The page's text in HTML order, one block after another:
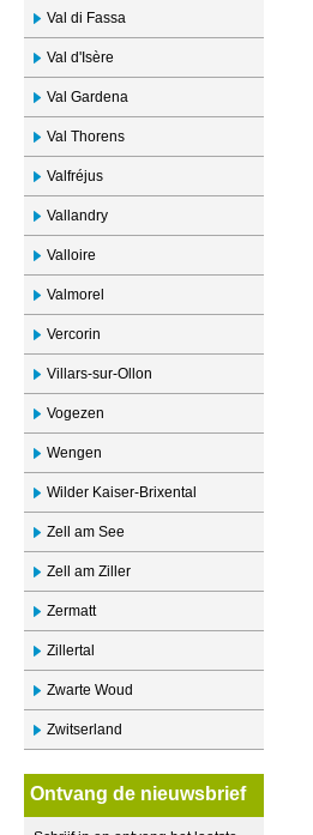
Val di Fassa
Val d'Isère
Val Gardena
Val Thorens
Valfréjus
Vallandry
Valloire
Valmorel
Vercorin
Villars-sur-Ollon
Vogezen
Wengen
Wilder Kaiser-Brixental
Zell am See
Zell am Ziller
Zermatt
Zillertal
Zwarte Woud
Zwitserland
Ontvang de nieuwsbrief